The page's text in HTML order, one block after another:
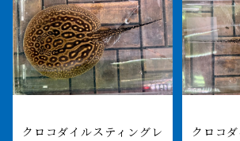
クロコダイルスティングレ
クロコ